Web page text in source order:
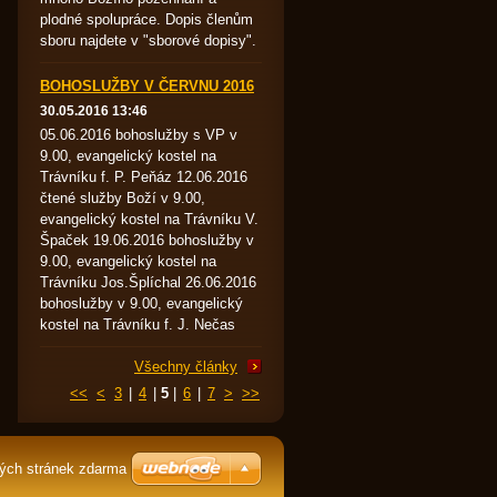
plodné spolupráce. Dopis členům
sboru najdete v "sborové dopisy".
BOHOSLUŽBY V ČERVNU 2016
30.05.2016 13:46
05.06.2016 bohoslužby s VP v
9.00, evangelický kostel na
Trávníku f. P. Peňáz 12.06.2016
čtené služby Boží v 9.00,
evangelický kostel na Trávníku V.
Špaček 19.06.2016 bohoslužby v
9.00, evangelický kostel na
Trávníku Jos.Šplíchal 26.06.2016
bohoslužby v 9.00, evangelický
kostel na Trávníku f. J. Nečas
Všechny články
<< < 3 4 5 6 7 > >>
stránek zdarma